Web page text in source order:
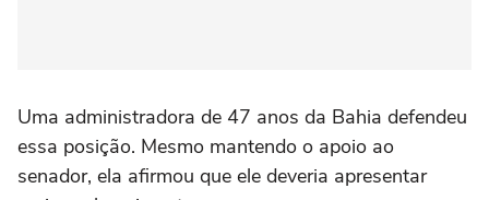
Uma administradora de 47 anos da Bahia defendeu
essa posição. Mesmo mantendo o apoio ao
senador, ela afirmou que ele deveria apresentar